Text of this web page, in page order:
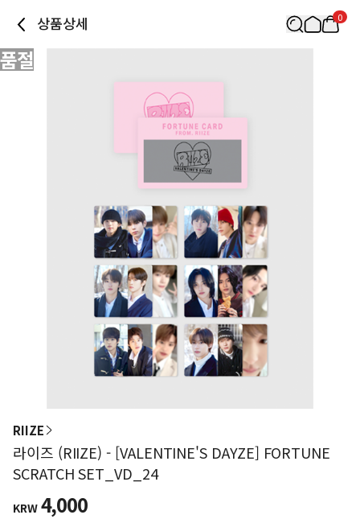
상품상세 0
품절
RIIZE
라이즈 (RIIZE) - [VALENTINE'S DAYZE] FORTUNE
SCRATCH SET_VD_24
KRW 4,000